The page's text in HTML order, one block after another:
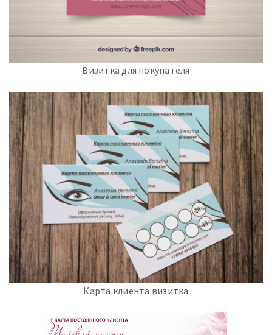
Визитка для покупателя
Карта клиента визитка